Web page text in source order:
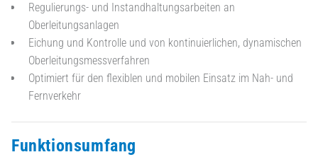
Regulierungs- und Instandhaltungsarbeiten an
Oberleitungsanlagen
Eichung und Kontrolle und von kontinuierlichen, dynamischen
Oberleitungsmessverfahren
Optimiert für den flexiblen und mobilen Einsatz im Nah- und
Fernverkehr
Funktionsumfang